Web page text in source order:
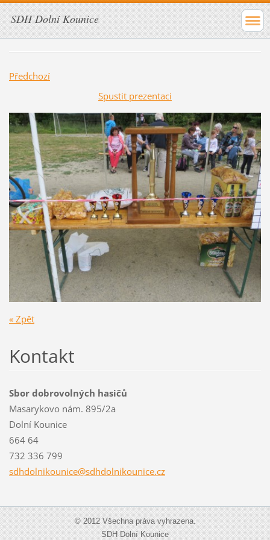
SDH Dolní Kounice
Předchozí
Spustit prezentaci
« Zpět
Kontakt
Sbor dobrovolných hasičů
Masarykovo nám. 895/2a
Dolní Kounice
664 64
732 336 799
sdhdolnikounice@sdhdolnikounice.cz
© 2012 Všechna práva vyhrazena.
SDH Dolní Kounice